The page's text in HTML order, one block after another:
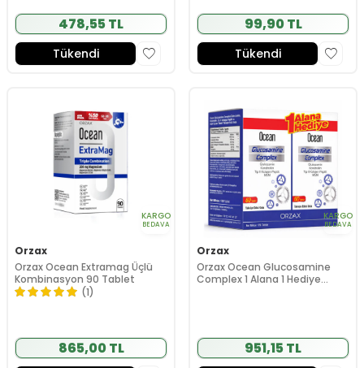
478,55 TL
Tükendi
99,90 TL
Tükendi
KARGO
BEDAVA
Orzax
Orzax Ocean Extramag Üçlü
Kombinasyon 90 Tablet
(1)
865,00 TL
KARGO
BEDAVA
Orzax
Orzax Ocean Glucosamine
Complex 1 Alana 1 Hediye
951,15 TL